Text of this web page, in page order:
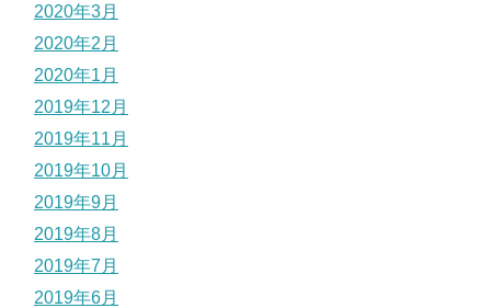
2020年3月
2020年2月
2020年1月
2019年12月
2019年11月
2019年10月
2019年9月
2019年8月
2019年7月
2019年6月